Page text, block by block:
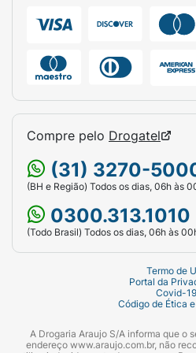
no EGFR virgens de
inibidores da tirosina
Lung 3 (1200.32)3.
primeira linha de
metastático (estádio IIIB
mutação do EGFR, foram
estudo global,
tratamento sistêmico para
avançada ou metastática
para a presença de 29
no EGFR, utilizando
reação em cadeia da
(TheraScreen: EGFR29
Manchester Ltd). Os
Compre pelo Drogatel
(31) 3270-
(BH e Região) Todos os dias, 06h às
0300.313.1010
(Todo Brasil) Todos os dias, 06h às
Termo de
Portal da
Covid-19
Código de Ética
A Drogaria Araujo S/A informa que o
endereço www.araujo.com.br, não